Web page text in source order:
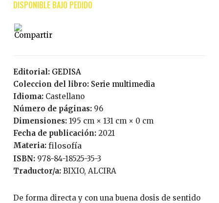
Editorial:
GEDISA
Coleccion del libro:
serie multimedia
Idioma:
Castellano
Número de páginas:
96
Dimensiones: 195 cm × 131 cm × 0 cm
Fecha de publicación:
2021
Materia: filosofía
ISBN:
978-84-18525-35-3
Traductor/a:
BIXIO, ALCIRA
De forma directa y con una buena dosis de sentido